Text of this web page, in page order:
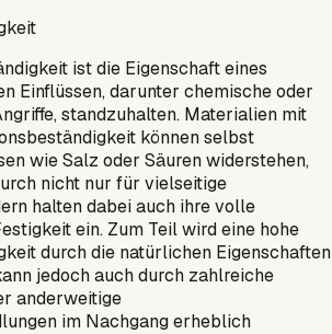
ist die Eigenschaft eines
Einflüssen, darunter chemische oder
standzuhalten. Materialien mit
können selbst
wie Salz oder Säuren widerstehen,
nicht nur für vielseitige
halten dabei auch ihre volle
ein. Zum Teil wird eine hohe
durch die natürlichen Eigenschaften
jedoch auch durch zahlreiche
anderweitige
im Nachgang erheblich